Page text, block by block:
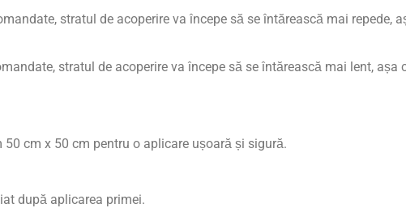
stratul de acoperire va începe să se întărească mai repede,
stratul de acoperire va începe să se întărească mai lent, așa
cm x 50 cm pentru o aplicare ușoară și sigură.
după aplicarea primei.